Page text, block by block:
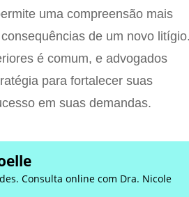
uma compreensão mais
de um novo litígio.
é comum, e advogados
para fortalecer suas
em suas demandas.
Consulta online com Dra. Nicole